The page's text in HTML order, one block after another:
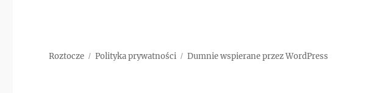
Roztocze Polityka prywatności Dumnie wspierane przez WordPress